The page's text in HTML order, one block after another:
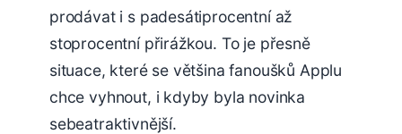
prodávat i s padesátiprocentní až
stoprocentní přirážkou. To je přesně
situace, které se většina fanoušků Applu
chce vyhnout, i kdyby byla novinka
sebeatraktivnější.